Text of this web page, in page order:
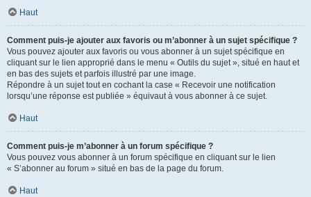
Haut
Comment puis-je ajouter aux favoris ou m’abonner à un sujet spécifique ?
Vous pouvez ajouter aux favoris ou vous abonner à un sujet spécifique en
cliquant sur le lien approprié dans le menu « Outils du sujet », situé en haut et
en bas des sujets et parfois illustré par une image.
Répondre à un sujet tout en cochant la case « Recevoir une notification
lorsqu’une réponse est publiée » équivaut à vous abonner à ce sujet.
Haut
Comment puis-je m’abonner à un forum spécifique ?
Vous pouvez vous abonner à un forum spécifique en cliquant sur le lien
« S’abonner au forum » situé en bas de la page du forum.
Haut